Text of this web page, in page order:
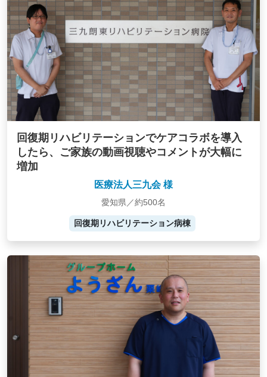
回復期リハビリテーションでケアコラボを導入
したら、ご家族の動画視聴やコメントが大幅に
増加
医療法人三九会 様
愛知県／約500名
回復期リハビリテーション病棟